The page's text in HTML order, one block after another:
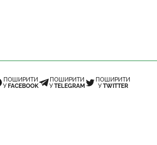
ПОШИРИТИ
УFACEBOOK
ПОШИРИТИ
УTELEGRAM
ПОШИРИТИ
УTWITTER